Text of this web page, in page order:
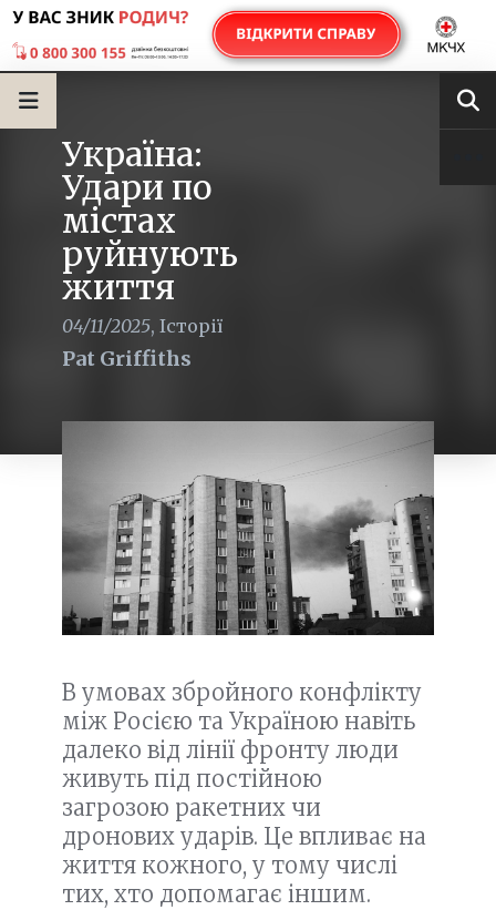
Україна:
Удари по
містах
руйнують
життя
04/11/2025, Історії
Pat Griffiths
В умовах збройного конфлікту
між Росією та Україною навіть
далеко від лінії фронту люди
живуть під постійною
загрозою ракетних чи
дронових ударів. Це впливає на
життя кожного, у тому числі
тих, хто допомагає іншим.